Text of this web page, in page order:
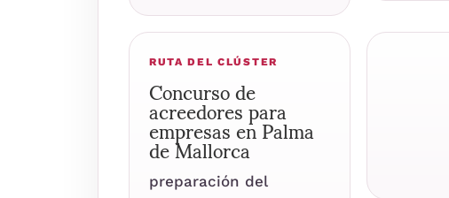
RUTA DEL CLÚSTER
Concurso de
acreedores para
empresas en Palma
de Mallorca
preparación del